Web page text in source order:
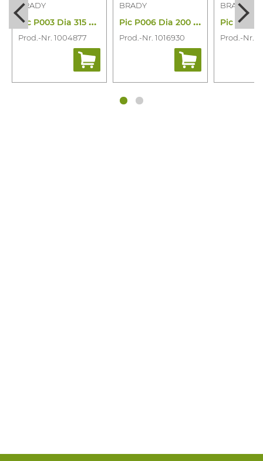
BRADY
P
ic P003 Dia 315 Al 822155
Prod.-Nr. 1004877
BRADY
P
ic P006 Dia 200 Al 822601
Prod.-Nr. 1016930
BRADY
Prod.-Nr.